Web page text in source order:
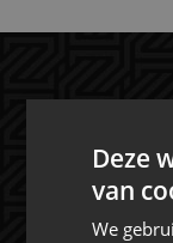
FOTO'S & VIDEO'S
Deze
van
We